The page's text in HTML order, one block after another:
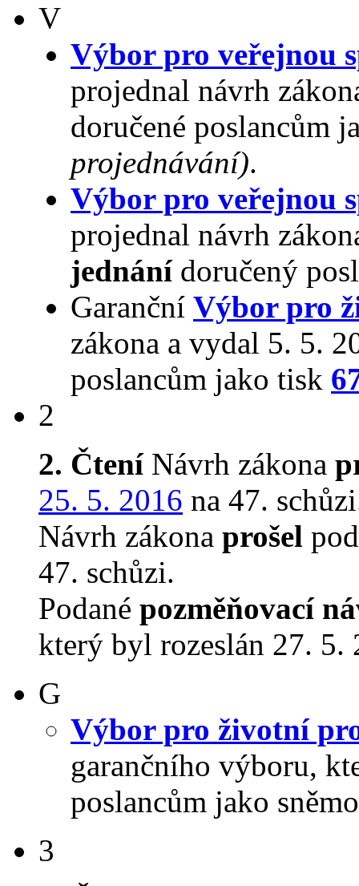
V
Výbor pro veřejnou
projednal návrh
doručené poslancům
projednávání).
Výbor pro veřejnou
projednal návrh
jednánídoručený
Garanční Výbor pro
zákona a vydal 5. 5.
poslancům jako tisk
2
2. ČteníNávrh zákona
25. 5. 2016 na 47.
Návrh zákona prošel
47. schůzi.
Podané pozměňovací
který byl rozeslán 27. 5.
G
Výbor pro životní
garančního výboru,
poslancům jako
3